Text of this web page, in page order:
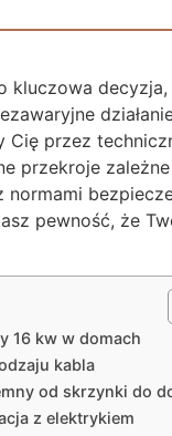
kluczowa
przez
przekroje
pewność, że
16 kw w domach
kabla
od skrzynki do
z elektrykiem